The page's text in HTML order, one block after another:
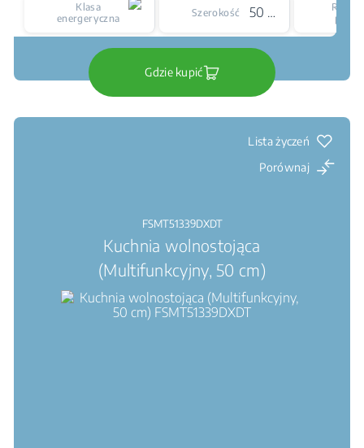
Klasa
energeryczna
Szerokość 50 cm
Rodzaj
płyty
Gdzie kupić
Lista życzeń
Porównaj
FSMT51339DXDT
Kuchnia wolnostojąca
(Multifunkcyjny, 50 cm)